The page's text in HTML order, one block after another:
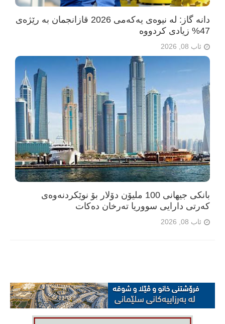
دانە گاز: لە نیوەی یەکەمی 2026 قازانجمان بە رێژەی
47% زیادی کردووە
ئاب 08, 2026
بانکی جیهانی 100 ملیۆن دۆلار بۆ نوێکردنەوەی
کەرتی دارایی سووریا تەرخان دەکات
ئاب 08, 2026